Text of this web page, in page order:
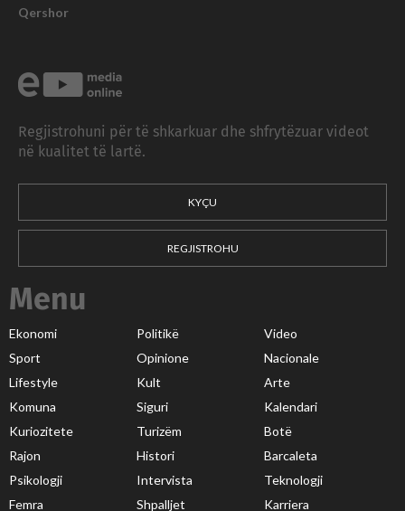
Qershor
Regjistrohuni për të shkarkuar dhe shfrytëzuar videot
në kualitet të lartë.
KYÇU
REGJISTROHU
Menu
Ekonomi Politikë
Video
Sport
Opinione
Nacionale
Lifestyle
Kult
Arte
Komuna
Siguri
Kalendari
Kuriozitete
Turizëm
Botë
Rajon
Histori
Barcaleta
Psikologji
Intervista
Teknologji
Femra
Shpalljet Karriera